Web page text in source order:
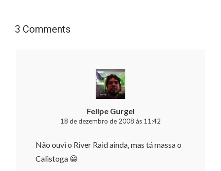
3 Comments
Felipe Gurgel
18 de dezembro de 2008 às 11:42
Não ouvi o River Raid ainda, mas tá massa o
Calistoga 😀